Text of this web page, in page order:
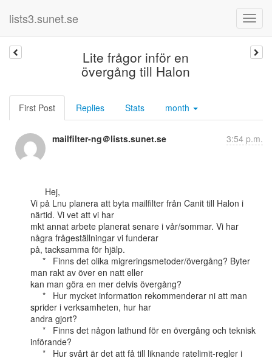
lists3.sunet.se
Lite frågor inför en
övergång till Halon
First Post Replies Stats month
mailfilter-ng＠lists.sunet.se 3:54 p.m.
Vi på Lnu planera att byta mailfilter från Canit till Halon i
närtid. Vi vet att vi har
mkt annat arbete planerat senare i vår/sommar. Vi har
några frågeställningar vi funderar
på, tacksamma för hjälp.
man rakt av över en natt eller
kan man göra en mer delvis övergång?
sprider i verksamheten, hur har
andra gjort?
införande?